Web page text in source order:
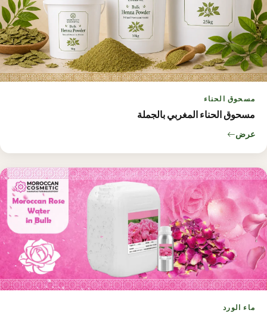
مسحوق الحناء
مسحوق الحناء المغربي بالجملة
عرض
ماء الورد